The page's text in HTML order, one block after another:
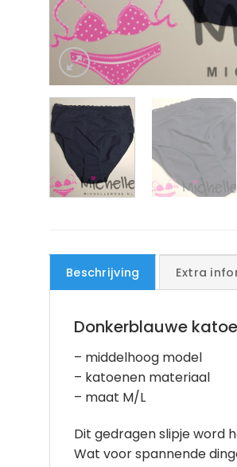
Beschrijving Extra
Donkerblauwe
– middelhoog model
– katoenen materiaal
– maat M/L
Dit gedragen slipje word
Wat voor spannende